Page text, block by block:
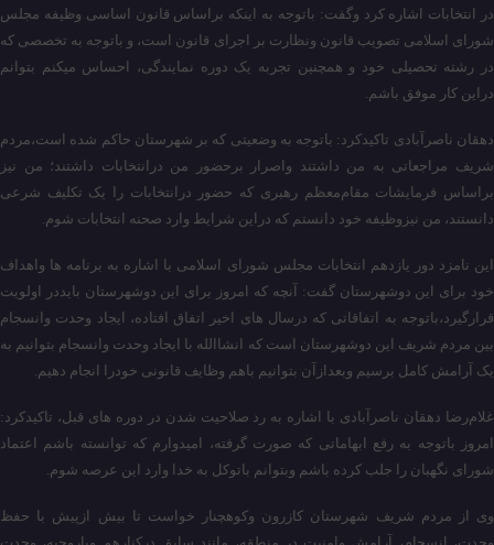
در انتخابات اشاره کرد وگفت: باتوجه به اینکه براساس قانون اساسی وظیفه مجلس
شورای اسلامی تصویب قانون ونظارت بر اجرای قانون است، و باتوجه به تخصصی که
در رشته تحصیلی خود و همچنین تجربه یک دوره نمایندگی، احساس میکنم بتوانم
دراین کار موفق باشم.
دهقان ناصرآبادی تاکیدکرد: باتوجه به وضعیتی که بر شهرستان حاکم شده است،مردم
شریف مراجعاتی به من داشتند واصرار برحضور من درانتخابات داشتند؛ من نیز
براساس فرمایشات مقام‌معظم رهبری که حضور درانتخابات را یک تکلیف شرعی
دانستند، من نیزوظیفه خود دانستم که دراین شرایط وارد صحنه انتخابات شوم.
این نامزد دور یازدهم انتخابات مجلس شورای اسلامی با اشاره به برنامه ها واهداف
خود برای این دوشهرستان گفت: آنچه که امروز برای این دوشهرستان بایددر اولویت
قرارگیرد،باتوجه به اتفاقاتی که درسال های اخیر اتفاق افتاده، ایجاد وحدت وانسجام
بین مردم شریف این دوشهرستان است که انشاالله با ایجاد وحدت وانسجام بتوانیم به
یک آرامش کامل برسیم وبعدازآن بتوانیم باهم وظایف قانونی خودرا انجام دهیم.
غلام‌رضا دهقان ناصرآبادی با اشاره به رد صلاحیت شدن در دوره های قبل، تاکیدکرد:
امروز باتوجه به رفع ابهاماتی که صورت گرفته، امیدوارم که توانسته باشم اعتماد
شورای نگهبان را جلب کرده باشم وبتوانم باتوکل به خدا وارد این عرصه شوم.
وی از مردم شریف شهرستان کازرون وکوهچنار خواست تا بیش ازپیش با حفظ